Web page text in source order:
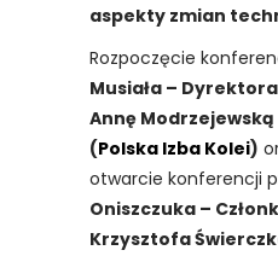
aspekty zmian
Rozpoczęcie
Musiała –
Annę
(Polska Izba Kolei)
otwarcie konferencji
Oniszczuka –
Krzysztofa